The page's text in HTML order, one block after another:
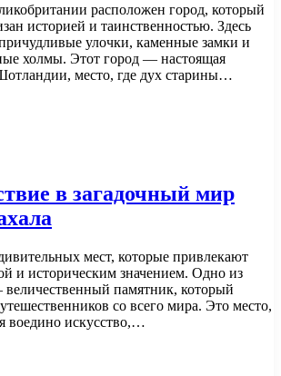
расположен город, который
историей и таинственностью. Здесь
улочки, каменные замки и
холмы. Этот город — настоящая
место, где дух старины…
в загадочный мир
мест, которые привлекают
и историческим значением. Одно из
памятник, который
со всего мира. Это место,
воедино искусство,…